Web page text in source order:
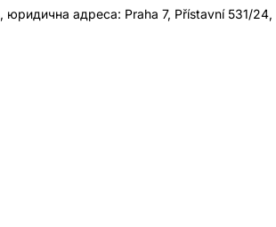
юридична адреса: Praha 7, Přístavní 531/24,